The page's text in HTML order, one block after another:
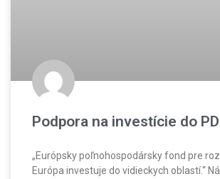
Podpora na investície do
„Európsky poľnohospodársky fond pre
Európa investuje do vidieckych oblastí.“